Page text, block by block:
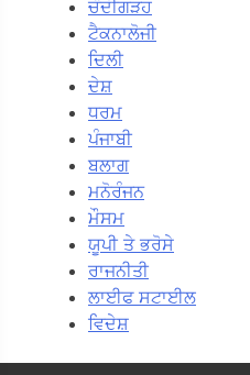
ਚੰਦੀਗੜਹ
ਟੈਕਨਾਲੋਜੀ
ਦਿਲੀ
ਦੇਸ਼
ਧਰਮ
ਪੰਜਾਬੀ
ਬਲਾਗ
ਮਨੋਰੰਜਨ
ਮੌਸਮ
ਯੂਪੀ ਤੇ ਭਰੋਸੇ
ਰਾਜਨੀਤੀ
ਲਾਈਫ ਸਟਾਈਲ
ਵਿਦੇਸ਼